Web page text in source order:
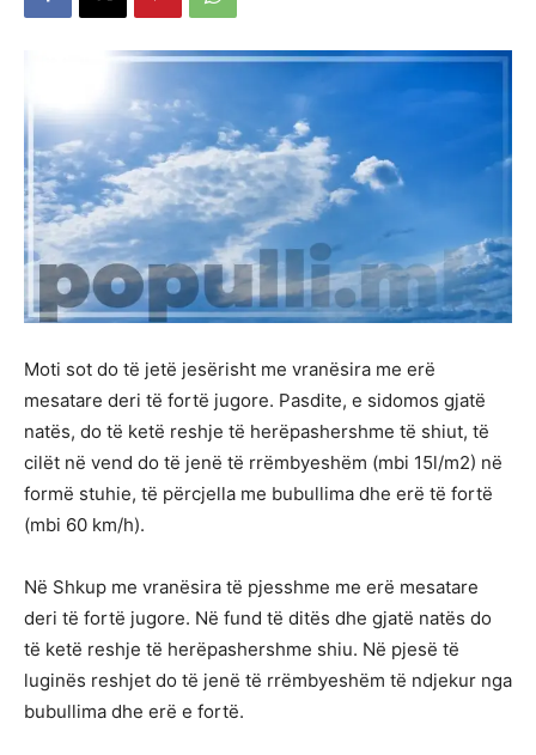
Moti sot do të jetë jesërisht me vranësira me erë
mesatare deri të fortë jugore. Pasdite, e sidomos gjatë
natës, do të ketë reshje të herëpashershme të shiut, të
cilët në vend do të jenë të rrëmbyeshëm (mbi 15l/m2) në
formë stuhie, të përcjella me bubullima dhe erë të fortë
(mbi 60 km/h).
Në Shkup me vranësira të pjesshme me erë mesatare
deri të fortë jugore. Në fund të ditës dhe gjatë natës do
të ketë reshje të herëpashershme shiu. Në pjesë të
luginës reshjet do të jenë të rrëmbyeshëm të ndjekur nga
bubullima dhe erë e fortë.